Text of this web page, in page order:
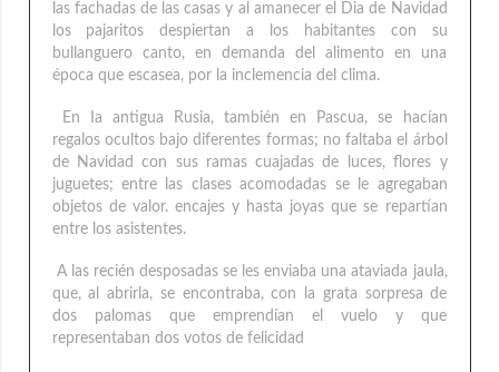
las fachadas de las casas y al amanecer el Dia de Navidad
los pajaritos despiertan a los habitantes con su
bullanguero canto, en demanda del alimento en una
época que escasea, por la inclemencia del clima.
En Ia antigua Rusia, también en Pascua, se hacían
regalos ocultos bajo diferentes formas; no faltaba el árbol
de Navidad con sus ramas cuajadas de luces, flores y
juguetes; entre las clases acomodadas se le agregaban
objetos de valor. encajes y hasta joyas que se repartían
entre los asistentes.
A las recién desposadas se les enviaba una ataviada jaula,
que, al abrirla, se encontraba, con la grata sorpresa de
dos palomas que emprendían el vuelo y que
representaban dos votos de felicidad